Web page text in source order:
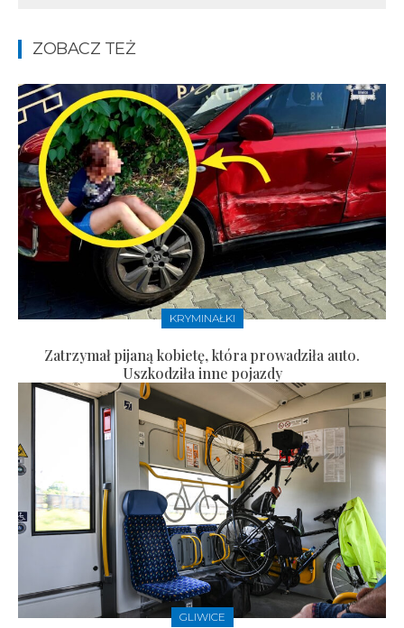
ZOBACZ TEŻ
KRYMINAŁKI
Zatrzymał pijaną kobietę, która prowadziła auto.
Uszkodziła inne pojazdy
GLIWICE